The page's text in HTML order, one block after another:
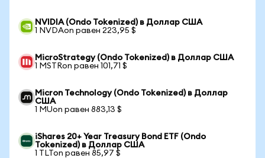
NVIDIA (Ondo Tokenized) в Доллар США
1 NVDAon равен 223,95 $
MicroStrategy (Ondo Tokenized) в Доллар США
1 MSTRon равен 101,71 $
Micron Technology (Ondo Tokenized) в Доллар
США
1 MUon равен 883,13 $
iShares 20+ Year Treasury Bond ETF (Ondo
Tokenized) в Доллар США
1 TLTon равен 85,97 $